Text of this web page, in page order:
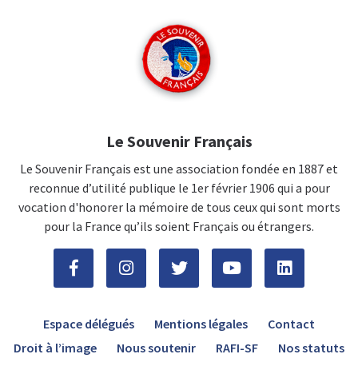
Le Souvenir Français
Le Souvenir Français est une association fondée en 1887 et
reconnue d’utilité publique le 1er février 1906 qui a pour
vocation d'honorer la mémoire de tous ceux qui sont morts
pour la France qu’ils soient Français ou étrangers.
Espace délégués Mentions légales
Contact
Droit à l’image
Nous soutenir RAFI-SF Nos statuts